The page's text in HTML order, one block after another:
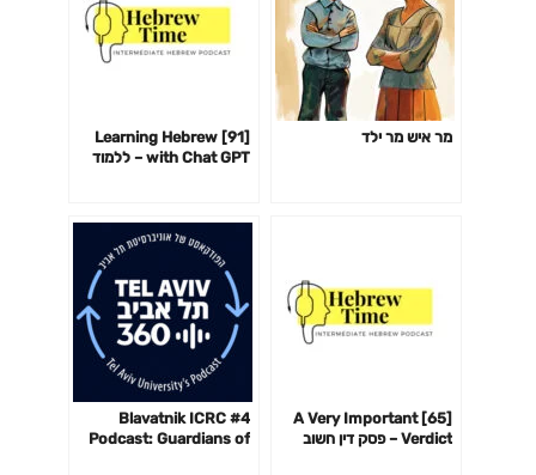
מר איש מר ילד
[91] Learning Hebrew
with Chat GPT – ללמוד
[65] A Very Important
Verdict – פסק דין חשוב
#4 Blavatnik ICRC
Podcast: Guardians of